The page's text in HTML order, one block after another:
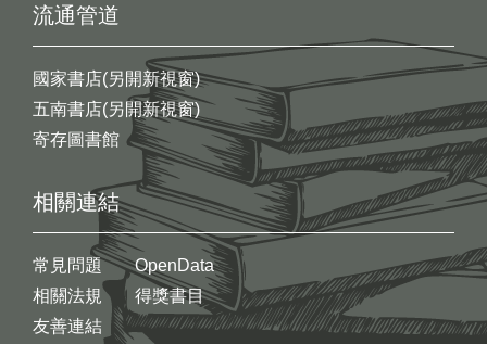
流通管道
國家書店(另開新視窗)
五南書店(另開新視窗)
寄存圖書館
相關連結
常見問題
相關法規
友善連結
OpenData
得獎書目